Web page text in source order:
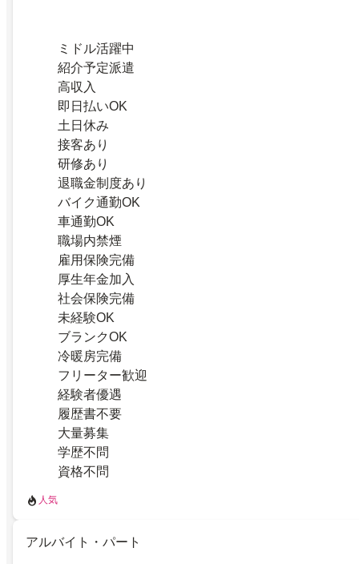
ミドル活躍中
紹介予定派遣
高収入
即日払いOK
土日休み
接客あり
研修あり
退職金制度あり
バイク通勤OK
車通勤OK
職場内禁煙
雇用保険完備
厚生年金加入
社会保険完備
未経験OK
ブランクOK
冷暖房完備
フリーター歓迎
経験者優遇
履歴書不要
大量募集
学歴不問
資格不問
人気
アルバイト・パート